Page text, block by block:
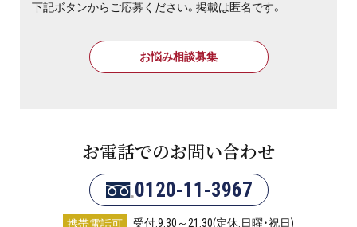
下記ボタンからご応募ください。掲載は匿名です。
お悩み相談募集
お電話でのお問い合わせ
0120-11-3967
携帯電話可 受付:9:30～21:30(定休:日曜・祝日)